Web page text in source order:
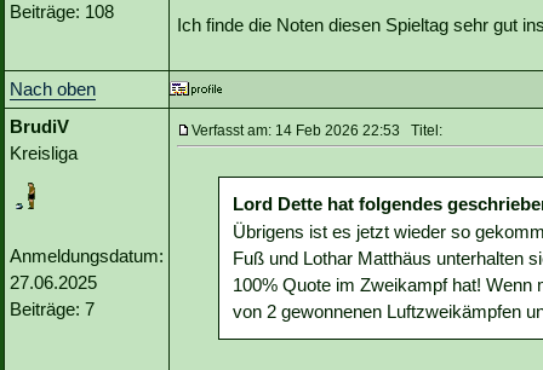
Beiträge: 108
Ich finde die Noten diesen Spieltag sehr gut
Nach oben
BrudiV
Kreisliga
Anmeldungsdatum:
27.06.2025
Beiträge: 7
Verfasst am: 14 Feb 2026 22:53 Titel:
Lord Dette hat folgendes
Übrigens ist es jetzt wieder so
Fuß und Lothar Matthäus unterhalten
100% Quote im Zweikampf hat!
von 2 gewonnenen Luftzweikämpfen